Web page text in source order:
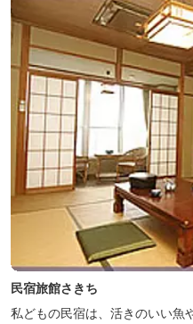
民宿旅館さきち
私どもの民宿は、活きのいい魚